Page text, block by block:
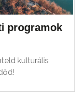
programok
kulturális